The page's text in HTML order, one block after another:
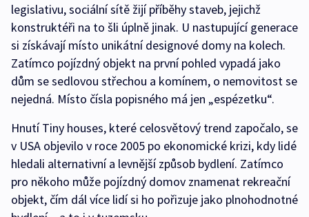
legislativu, sociální sítě žijí příběhy staveb, jejichž
konstruktéři na to šli úplně jinak. U nastupující generace
si získávají místo unikátní designové domy na kolech.
Zatímco pojízdný objekt na první pohled vypadá jako
dům se sedlovou střechou a komínem, o nemovitost se
nejedná. Místo čísla popisného má jen „espézetku“.
Hnutí Tiny houses, které celosvětový trend započalo, se
v USA objevilo v roce 2005 po ekonomické krizi, kdy lidé
hledali alternativní a levnější způsob bydlení. Zatímco
pro někoho může pojízdný domov znamenat rekreační
objekt, čím dál více lidí si ho pořizuje jako plnohodnotné